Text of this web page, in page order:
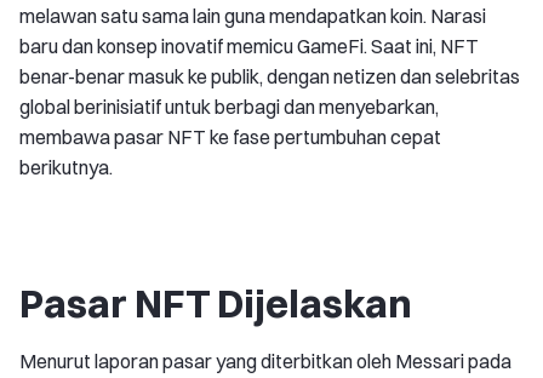
melawan satu sama lain guna mendapatkan koin. Narasi
baru dan konsep inovatif memicu GameFi. Saat ini, NFT
benar-benar masuk ke publik, dengan netizen dan selebritas
global berinisiatif untuk berbagi dan menyebarkan,
membawa pasar NFT ke fase pertumbuhan cepat
berikutnya.
Pasar NFT Dijelaskan
Menurut laporan pasar yang diterbitkan oleh Messari pada